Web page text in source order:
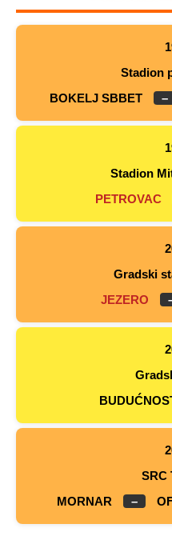
Stadion
BOKELJ SBBET
–
Stadion
PETROVAC
Gradski
JEZERO
SRC
MORNAR
–